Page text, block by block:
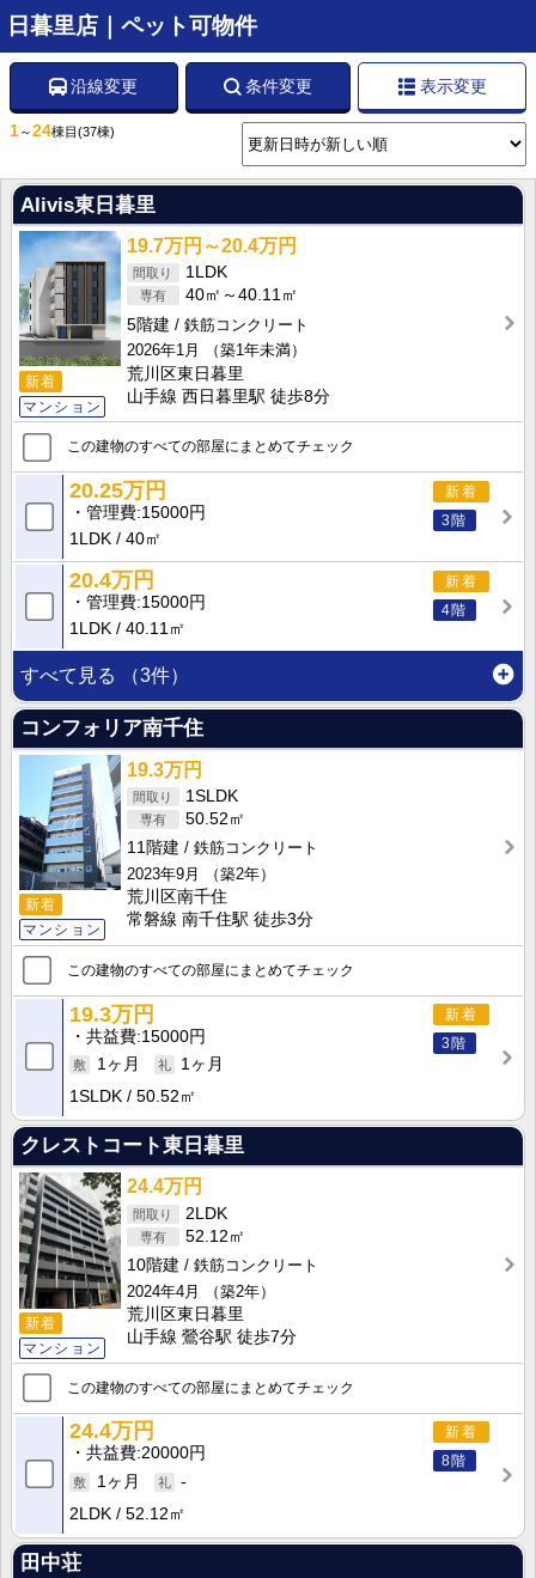
日暮里店｜ペット可物件
沿線変更 条件変更 表示変更
1～24棟目 (37棟)
Alivis東日暮里
新着
マンション
19.7万円～20.4万円
1LDK
40㎡～40.11㎡
5階建
鉄筋コンクリート
2026年1月
（築1年未満）
荒川区東日暮里
山手線 西日暮里駅 徒歩8分
この建物のすべての部屋にまとめてチェック
新着
3階
20.25万円
管理費 15000円
1LDK
40㎡
新着
4階
20.4万円
管理費 15000円
1LDK
40.11㎡
すべて見る （3件）
コンフォリア南千住
新着
マンション
19.3万円
1SLDK
50.52㎡
11階建
鉄筋コンクリート
2023年9月
（築2年）
荒川区南千住
常磐線 南千住駅 徒歩3分
この建物のすべての部屋にまとめてチェック
新着
3階
19.3万円
共益費 15000円
1ヶ月
1ヶ月
1SLDK
50.52㎡
クレストコート東日暮里
新着
マンション
24.4万円
2LDK
52.12㎡
10階建
鉄筋コンクリート
2024年4月
（築2年）
荒川区東日暮里
山手線 鶯谷駅 徒歩7分
この建物のすべての部屋にまとめてチェック
新着
8階
24.4万円
共益費 20000円
1ヶ月
-
2LDK
52.12㎡
田中荘